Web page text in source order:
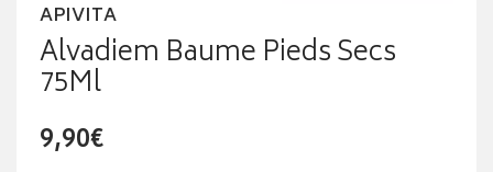
APIVITA
Alvadiem Baume Pieds Secs
75Ml
9,90€